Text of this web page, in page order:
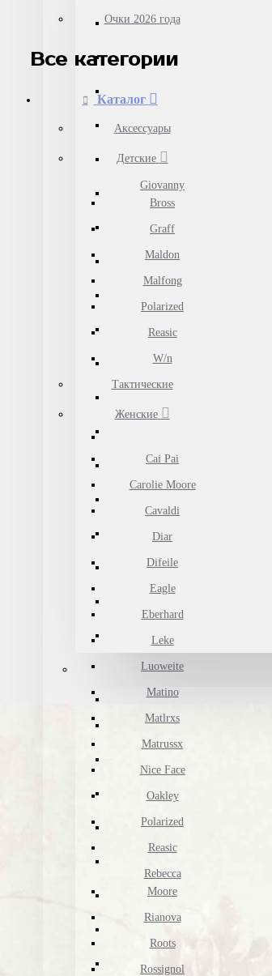
Очки 2026 года
Все категории
Каталог
Аксессуары
Детские
Giovanny
Bross
Graff
Maldon
Malfong
Polarized
Reasic
W/n
Тактические
Женские
Cai Pai
Carolie Moore
Cavaldi
Diar
Difeile
Eagle
Eberhard
Leke
Luoweite
Matino
Matlrxs
Matrussx
Nice Face
Oakley
Polarized
Reasic
Rebecca
Moore
Rianova
Roots
Rossignol